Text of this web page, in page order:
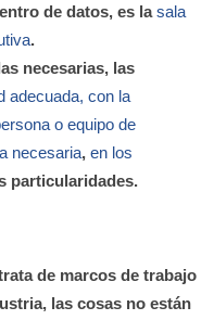
de datos, es lasala
.
necesarias, las
adecuada, con la
o equipo de
necesaria, en los
particularidades.
de marcos de trabajo
las cosas no están